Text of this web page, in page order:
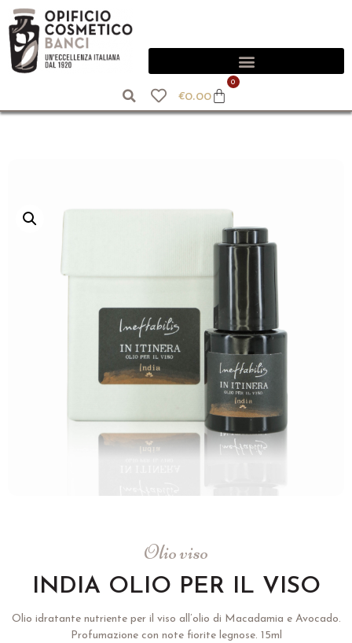
€0.00
0
Olio viso
INDIA OLIO PER IL VISO
Olio idratante nutriente per il viso all’olio di Macadamia e Avocado.
Profumazione con note fiorite legnose. 15ml